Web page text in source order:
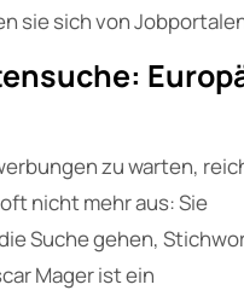
sie sich von
zu warten,
nicht mehr aus: Sie
Suche gehen,
Mager ist ein